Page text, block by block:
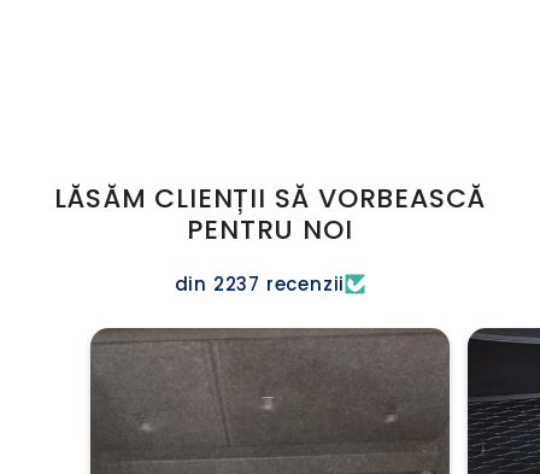
LĂSĂM CLIENȚII SĂ VORBEASCĂ
PENTRU NOI
din 2237 recenzii